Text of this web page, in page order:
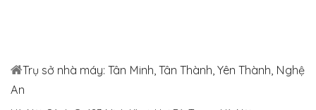
Trụ sở nhà máy: Tân Minh, Tân Thành, Yên Thành, Nghệ
An